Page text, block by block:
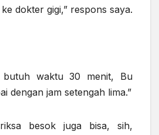
dokter gigi,” respons saya.
butuh waktu 30 menit, Bu
dengan jam setengah lima.”
besok juga bisa, sih,